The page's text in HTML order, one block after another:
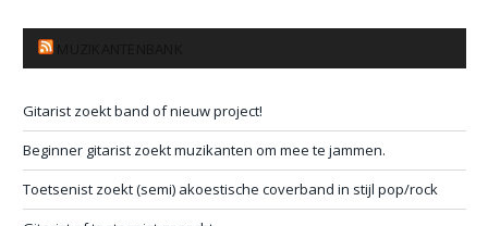
Gitarist zoekt band of nieuw project!
Beginner gitarist zoekt muzikanten om mee te jammen.
Toetsenist zoekt (semi) akoestische coverband in stijl pop/rock